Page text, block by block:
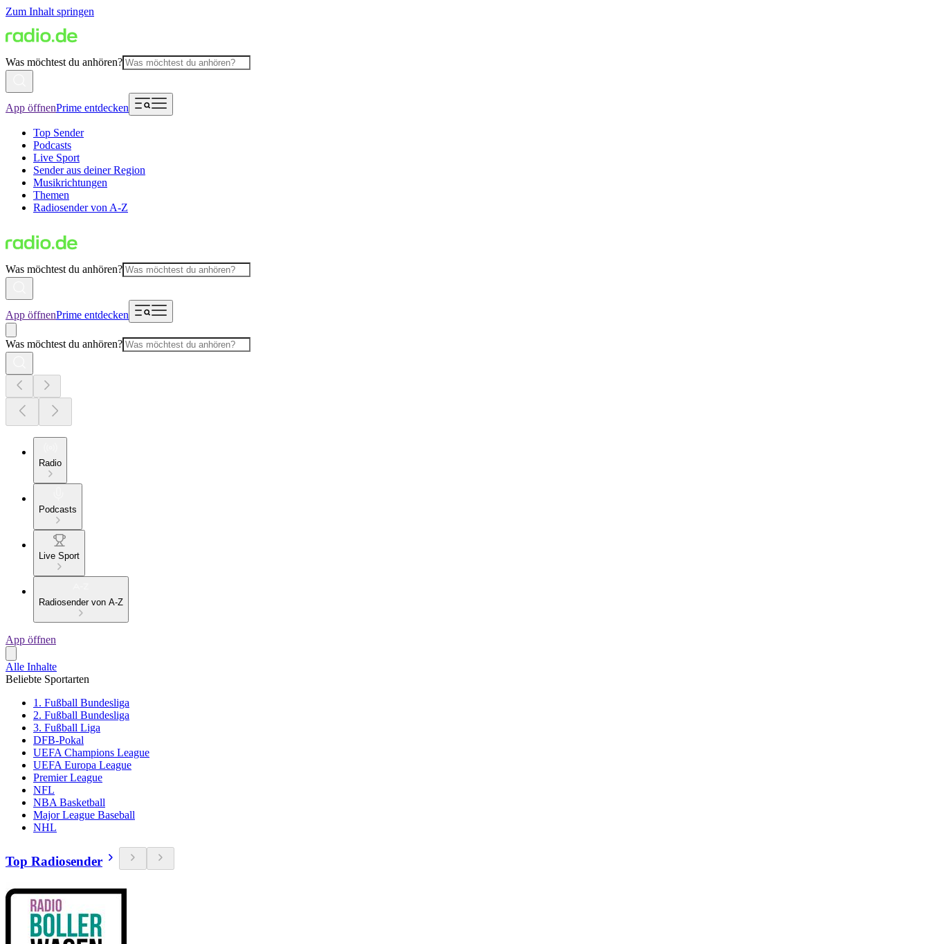
Zum Inhalt springen
Was möchtest du anhören?
App öffnenPrime entdecken
Top Sender
Podcasts
Live Sport
Sender aus deiner Region
Musikrichtungen
Themen
Radiosender von A-Z
Was möchtest du anhören?
App öffnenPrime entdecken
Was möchtest du anhören?
Radio
Podcasts
Live Sport
Radiosender von A-Z
App öffnen
Alle Inhalte
Beliebte Sportarten
1. Fußball Bundesliga
2. Fußball Bundesliga
3. Fußball Liga
DFB-Pokal
UEFA Champions League
UEFA Europa League
Premier League
NFL
NBA Basketball
Major League Baseball
NHL
Top Radiosender